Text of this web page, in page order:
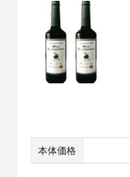
本体価格